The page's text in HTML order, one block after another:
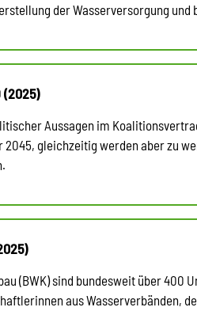
der Wasserversorgung und
(2025)
Aussagen im
gleichzeitig werden aber zu
(BWK) sind bundesweit über 400
aus Wasserverbänden,